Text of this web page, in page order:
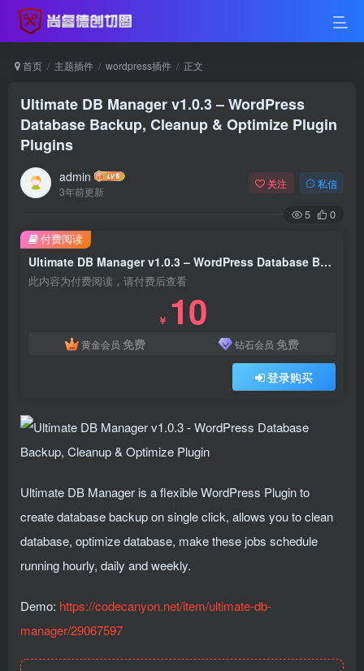
首页 主题插件 wordpress插件 正文
Ultimate DB Manager v1.0.3 – WordPress
Database Backup, Cleanup & Optimize Plugin
Plugins
admin
3年前更新
关注 私信
5 0
Ultimate DB Manager v1.0.3 – WordPress Database Backup, Cleanup & Optimize Plugin Plugins
此内容为付费阅读，请付费后查看
￥ 10
黄金会员 免费 钻石会员 免费
登录购买
付费阅读
Ultimate DB Manager is a flexible WordPress Plugin to
create database backup on single click, allows you to clean
database, optimize database, make these jobs schedule
running hourly, daily and weekly.
Demo: https://codecanyon.net/item/ultimate-db-
manager/29067597